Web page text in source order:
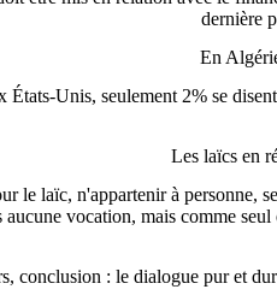
dernière
En
États-Unis, seulement 2% se
Les laïcs en
le laïc, n'appartenir à personne,
aucune vocation, mais comme
conclusion : le dialogue pur et